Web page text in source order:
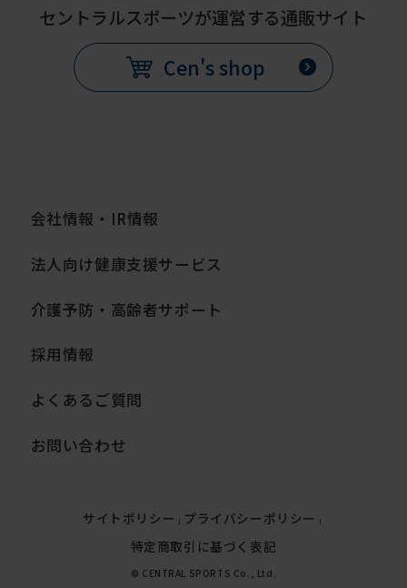
セントラルスポーツが運営する通販サイト
Cen's shop
会社情報・IR情報
法人向け健康支援サービス
介護予防・高齢者サポート
採用情報
よくあるご質問
お問い合わせ
サイトポリシー | プライバシーポリシー |
特定商取引に基づく表記
© CENTRAL SPORTS Co., Ltd.